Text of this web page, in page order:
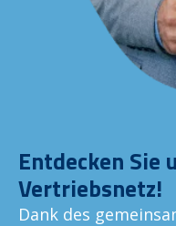
Entdecken Sie
Vertriebsnetz!
Dank des